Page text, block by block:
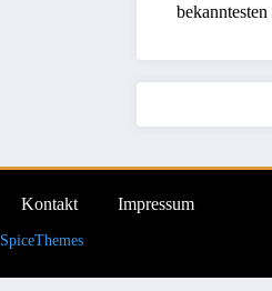
Kontakt Impressum
SpiceThemes